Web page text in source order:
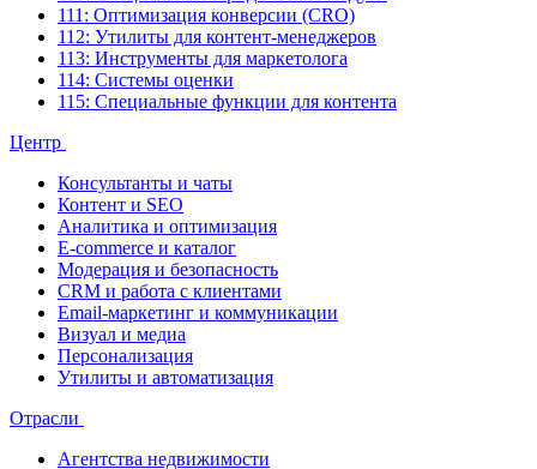
111: Оптимизация конверсии (CRO)
112: Утилиты для контент-менеджеров
113: Инструменты для маркетолога
114: Системы оценки
115: Специальные функции для контента
Центр
Консультанты и чаты
Контент и SEO
Аналитика и оптимизация
E-commerce и каталог
Модерация и безопасность
CRM и работа с клиентами
Email-маркетинг и коммуникации
Визуал и медиа
Персонализация
Утилиты и автоматизация
Отрасли
Агентства недвижимости